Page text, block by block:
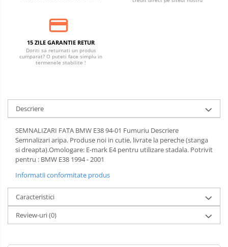
15 ZILE GARANTIE RETUR
Doriti sa returnati un produs
cumparat? O puteti face simplu in
termenele stabilite !
Descriere
SEMNALIZARI FATA BMW E38 94-01 Fumuriu Descriere
Semnalizari aripa. Produse noi in cutie, livrate la pereche (stanga
si dreapta).Omologare: E-mark E4 pentru utilizare stadala. Potrivit
pentru : BMW E38 1994 - 2001
Informatii conformitate produs
Caracteristici
Review-uri(0)